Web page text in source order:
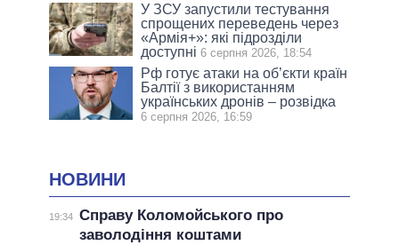
У ЗСУ запустили тестування
спрощених переведень через
«Армія+»: які підрозділи
доступні 6 серпня 2026, 18:54
Рф готує атаки на об’єкти країн
Балтії з використанням
українських дронів – розвідка
6 серпня 2026, 16:59
НОВИНИ
19:34 Справу Коломойського про
заволодіння коштами